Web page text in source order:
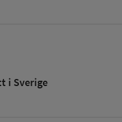
i Sverige